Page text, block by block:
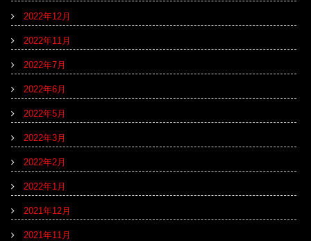
2022年12月
2022年11月
2022年7月
2022年6月
2022年5月
2022年3月
2022年2月
2022年1月
2021年12月
2021年11月